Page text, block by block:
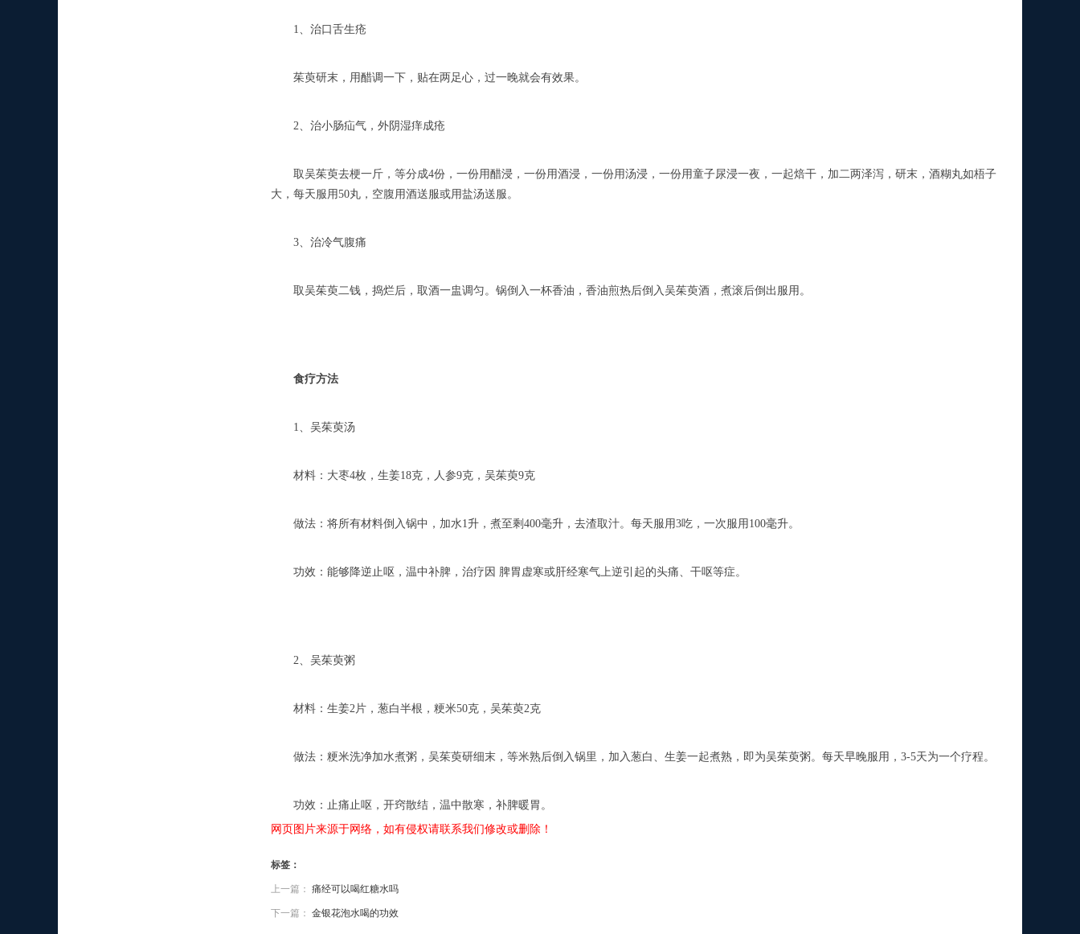
1、治口舌生疮
茱萸研末，用醋调一下，贴在两足心，过一晚就会有效果。
2、治小肠疝气，外阴湿痒成疮
取吴茱萸去梗一斤，等分成4份，一份用醋浸，一份用酒浸，一份用汤浸，一份用童子尿浸一夜，一起焙干，加二两泽泻，研末，酒糊丸如梧子
大，每天服用50丸，空腹用酒送服或用盐汤送服。
3、治冷气腹痛
取吴茱萸二钱，捣烂后，取酒一盅调匀。锅倒入一杯香油，香油煎热后倒入吴茱萸酒，煮滚后倒出服用。
食疗方法
1、吴茱萸汤
材料：大枣4枚，生姜18克，人参9克，吴茱萸9克
做法：将所有材料倒入锅中，加水1升，煮至剩400毫升，去渣取汁。每天服用3吃，一次服用100毫升。
功效：能够降逆止呕，温中补脾，治疗因 脾胃虚寒或肝经寒气上逆引起的头痛、干呕等症。
2、吴茱萸粥
材料：生姜2片，葱白半根，粳米50克，吴茱萸2克
做法：粳米洗净加水煮粥，吴茱萸研细末，等米熟后倒入锅里，加入葱白、生姜一起煮熟，即为吴茱萸粥。每天早晚服用，3-5天为一个疗程。
功效：止痛止呕，开窍散结，温中散寒，补脾暖胃。
网页图片来源于网络，如有侵权请联系我们修改或删除！
标签：
上一篇： 痛经可以喝红糖水吗
下一篇： 金银花泡水喝的功效